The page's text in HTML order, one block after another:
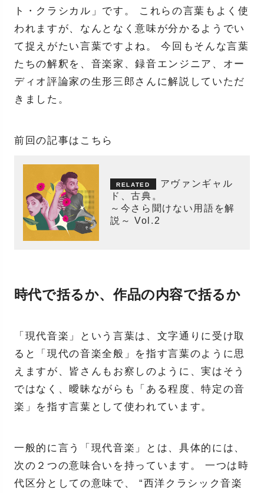
ト・クラシカル」です。 これらの言葉もよく使
われますが、なんとなく意味が分かるようでい
て捉えがたい言葉ですよね。 今回もそんな言葉
たちの解釈を、音楽家、録音エンジニア、オー
ディオ評論家の生形三郎さんに解説していただ
きました。
前回の記事はこちら
アヴァンギャル
ド、古典。
～今さら聞けない用語を解
説～ Vol.2
時代で括るか、作品の内容で括るか
「現代音楽」という言葉は、文字通りに受け取
ると「現代の音楽全般」を指す言葉のように思
えますが、皆さんもお察しのように、実はそう
ではなく、曖昧ながらも「ある程度、特定の音
楽」を指す言葉として使われています。
一般的に言う「現代音楽」とは、具体的には、
次の２つの意味合いを持っています。 一つは時
代区分としての意味で、 “西洋クラシック音楽